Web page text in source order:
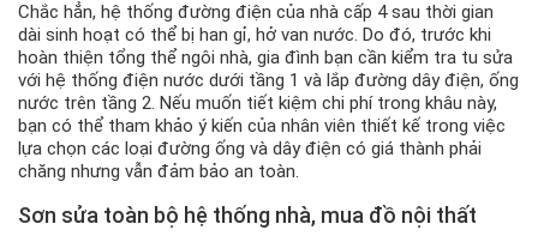
Chắc hẳn, hệ thống đường điện của nhà cấp 4 sau thời gian
dài sinh hoạt có thể bị han gỉ, hở van nước. Do đó, trước khi
hoàn thiện tổng thể ngôi nhà, gia đình bạn cần kiểm tra tu sửa
với hệ thống điện nước dưới tầng 1 và lắp đường dây điện, ống
nước trên tầng 2. Nếu muốn tiết kiệm chi phí trong khâu này,
bạn có thể tham khảo ý kiến của nhân viên thiết kế trong việc
lựa chọn các loại đường ống và dây điện có giá thành phải
chăng nhưng vẫn đảm bảo an toàn.
Sơn sửa toàn bộ hệ thống nhà, mua đồ nội thất